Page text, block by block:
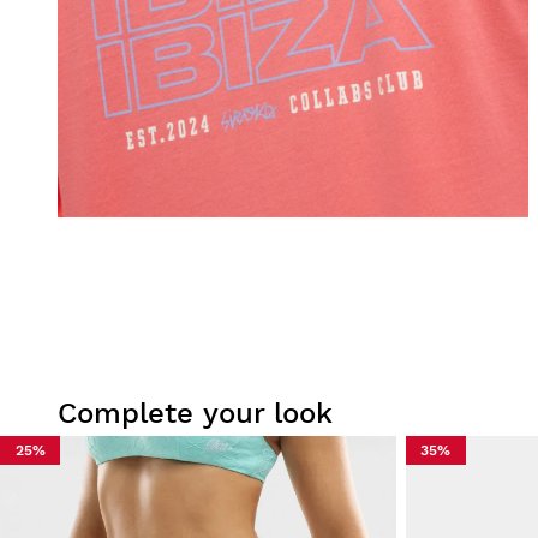
Complete your look
25% 35%